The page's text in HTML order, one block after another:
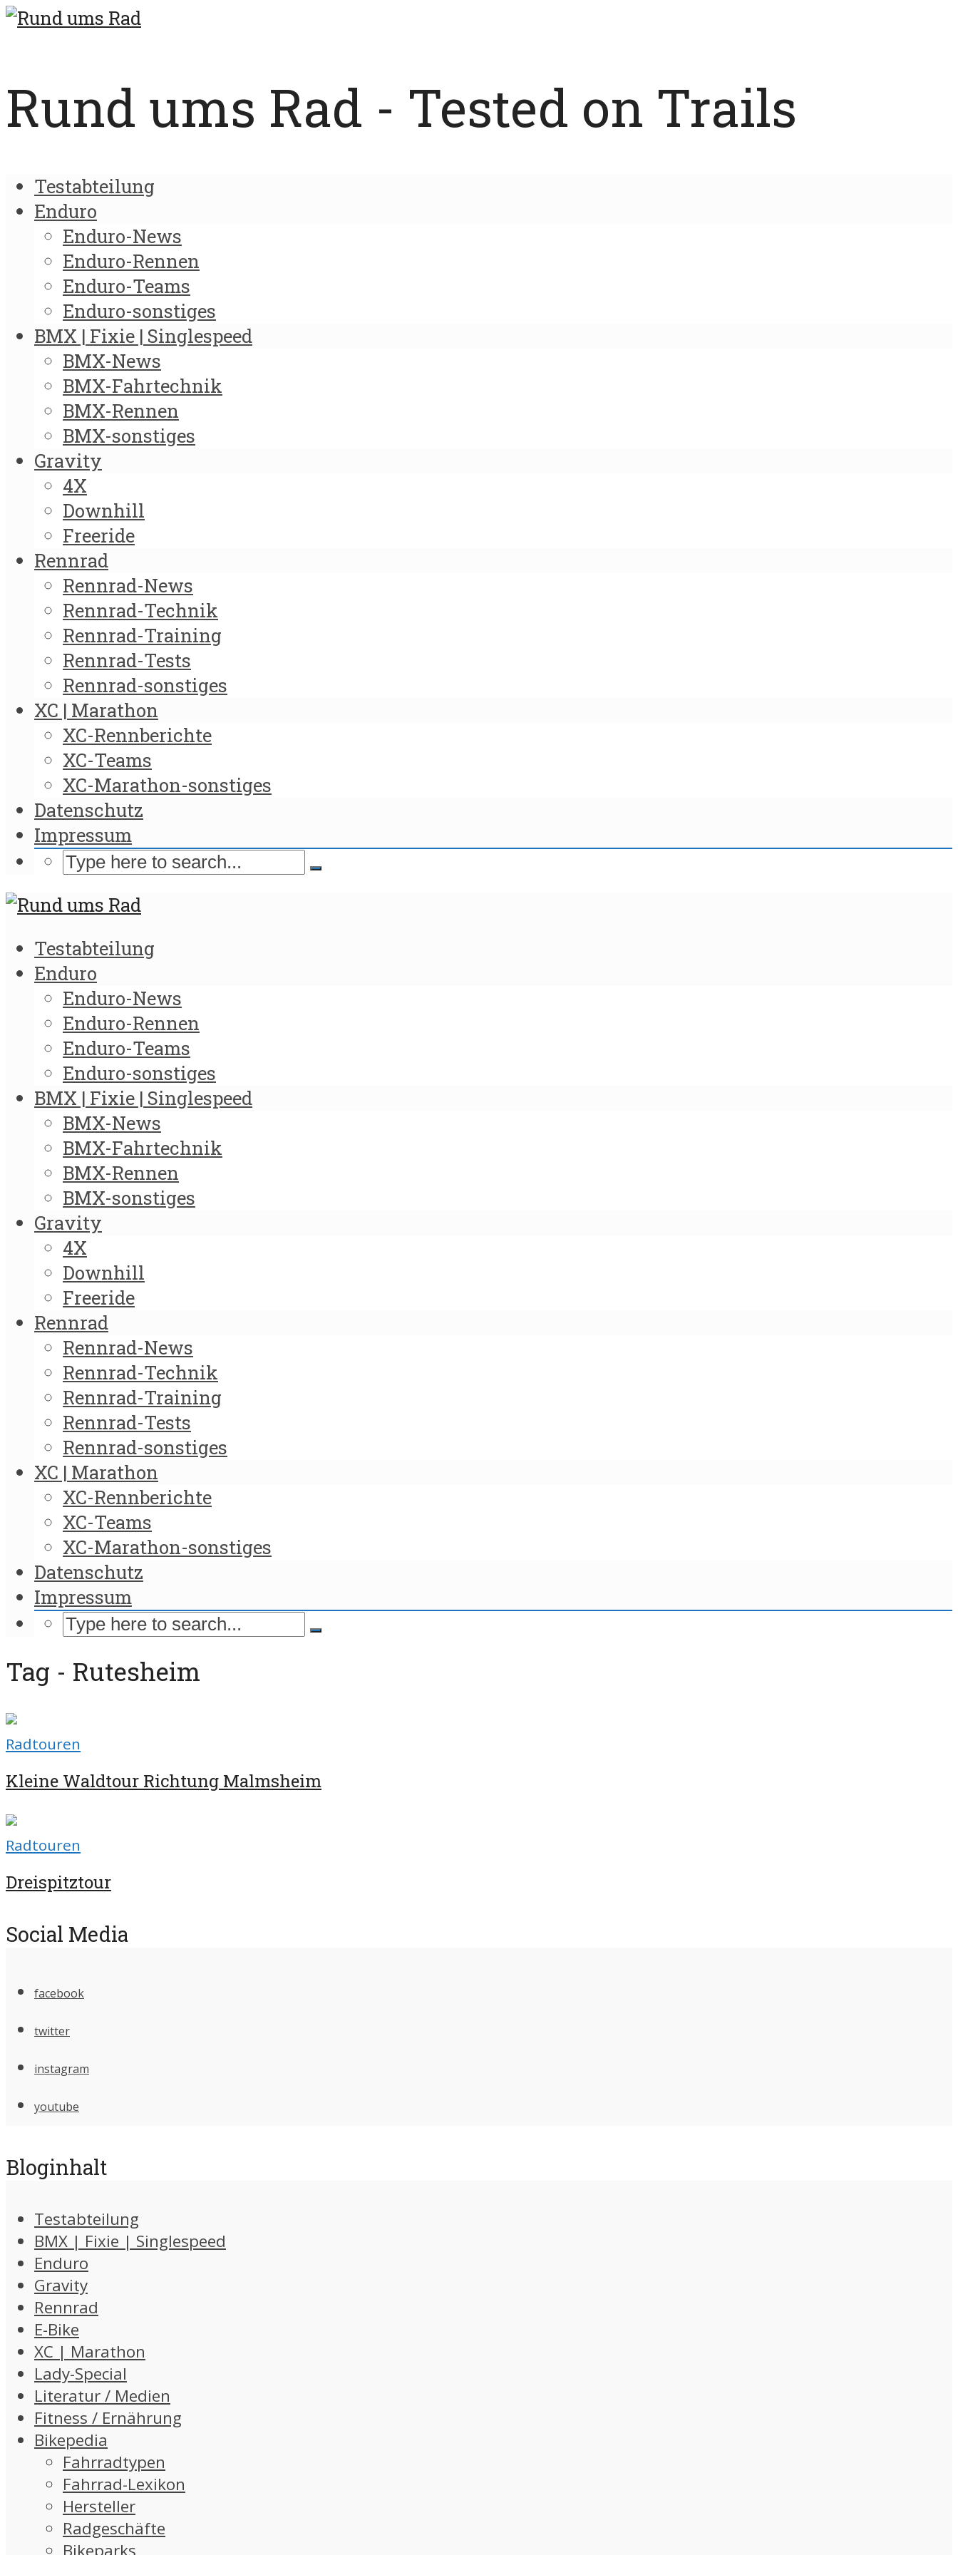
Rund ums Rad - Tested on Trails
Testabteilung
Enduro
Enduro-News
Enduro-Rennen
Enduro-Teams
Enduro-sonstiges
BMX | Fixie | Singlespeed
BMX-News
BMX-Fahrtechnik
BMX-Rennen
BMX-sonstiges
Gravity
4X
Downhill
Freeride
Rennrad
Rennrad-News
Rennrad-Technik
Rennrad-Training
Rennrad-Tests
Rennrad-sonstiges
XC | Marathon
XC-Rennberichte
XC-Teams
XC-Marathon-sonstiges
Datenschutz
Impressum
Testabteilung
Enduro
Enduro-News
Enduro-Rennen
Enduro-Teams
Enduro-sonstiges
BMX | Fixie | Singlespeed
BMX-News
BMX-Fahrtechnik
BMX-Rennen
BMX-sonstiges
Gravity
4X
Downhill
Freeride
Rennrad
Rennrad-News
Rennrad-Technik
Rennrad-Training
Rennrad-Tests
Rennrad-sonstiges
XC | Marathon
XC-Rennberichte
XC-Teams
XC-Marathon-sonstiges
Datenschutz
Impressum
Tag - Rutesheim
Radtouren
Kleine Waldtour Richtung Malmsheim
Radtouren
Dreispitztour
Social Media
facebook
twitter
instagram
youtube
Bloginhalt
Testabteilung
BMX | Fixie | Singlespeed
Enduro
Gravity
Rennrad
E-Bike
XC | Marathon
Lady-Special
Literatur / Medien
Fitness / Ernährung
Bikepedia
Fahrradtypen
Fahrrad-Lexikon
Hersteller
Radgeschäfte
Bikeparks